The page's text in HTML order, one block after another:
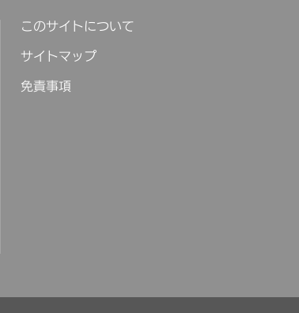
このサイトについて
サイトマップ
免責事項